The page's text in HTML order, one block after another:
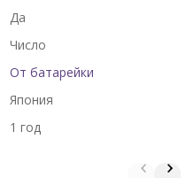
Да
Число
От батарейки
Япония
1 год